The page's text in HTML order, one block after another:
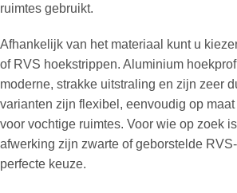
ruimtes gebruikt.
Afhankelijk van het materiaal kunt u
of RVS hoekstrippen. Aluminium
moderne, strakke uitstraling en zijn zeer
varianten zijn flexibel, eenvoudig op maat
voor vochtige ruimtes. Voor wie op zoek
afwerking zijn zwarte of geborstelde
perfecte keuze.